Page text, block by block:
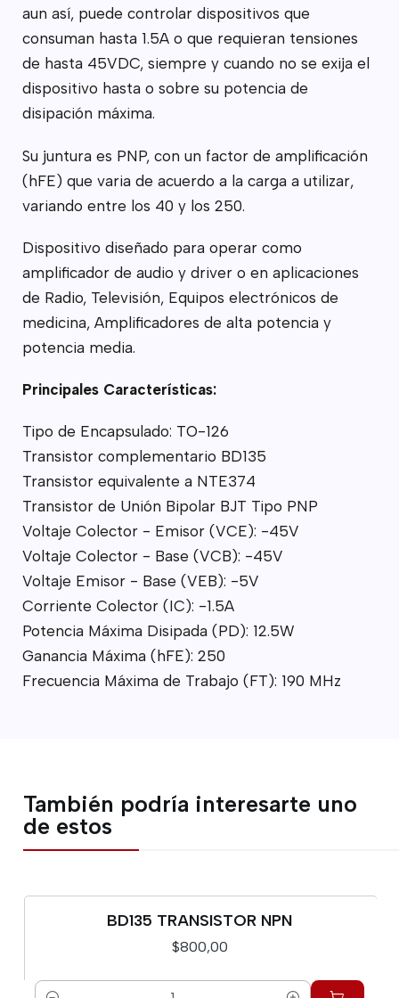
aun así, puede controlar dispositivos que
consuman hasta 1.5A o que requieran tensiones
de hasta 45VDC, siempre y cuando no se exija el
dispositivo hasta o sobre su potencia de
disipación máxima.
Su juntura es PNP, con un factor de amplificación
(hFE) que varia de acuerdo a la carga a utilizar,
variando entre los 40 y los 250.
Dispositivo diseñado para operar como
amplificador de audio y driver o en aplicaciones
de Radio, Televisión, Equipos electrónicos de
medicina, Amplificadores de alta potencia y
potencia media.
Principales Características:
Tipo de Encapsulado: TO-126
Transistor complementario BD135
Transistor equivalente a NTE374
Transistor de Unión Bipolar BJT Tipo PNP
Voltaje Colector - Emisor (VCE): -45V
Voltaje Colector - Base (VCB): -45V
Voltaje Emisor - Base (VEB): -5V
Corriente Colector (IC): -1.5A
Potencia Máxima Disipada (PD): 12.5W
Ganancia Máxima (hFE): 250
Frecuencia Máxima de Trabajo (FT): 190 MHz
También podría interesarte uno
de estos
BD135 TRANSISTOR NPN
$800,00